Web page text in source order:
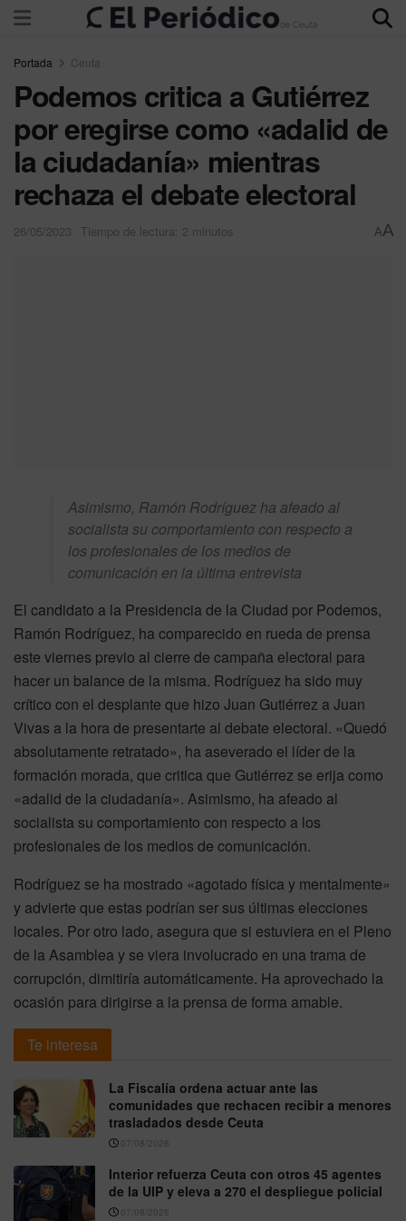
Portada Ceuta
Podemos critica a Gutiérrez
por eregirse como «adalid de
la ciudadanía» mientras
rechaza el debate electoral
26/05/2023 Tiempo de lectura: 2 minutos AA
Asimismo, Ramón Rodríguez ha afeado al
socialista su comportamiento con respecto a
los profesionales de los medios de
comunicación en la última entrevista
El candidato a la Presidencia de la Ciudad por Podemos,
Ramón Rodríguez, ha comparecido en rueda de prensa
este viernes previo al cierre de campaña electoral para
hacer un balance de la misma. Rodríguez ha sido muy
crítico con el desplante que hizo Juan Gutiérrez a Juan
Vivas a la hora de presentarte al debate electoral. «Quedó
absolutamente retratado», ha aseverado el líder de la
formación morada, que critica que Gutiérrez se erija como
«adalid de la ciudadanía». Asimismo, ha afeado al
socialista su comportamiento con respecto a los
profesionales de los medios de comunicación.
Rodríguez se ha mostrado «agotado física y mentalmente»
y advierte que estas podrían ser sus últimas elecciones
locales. Por otro lado, asegura que si estuviera en el Pleno
de la Asamblea y se viera involucrado en una trama de
corrupción, dimitiría automáticamente. Ha aprovechado la
ocasión para dirigirse a la prensa de forma amable.
Te interesa
La Fiscalía ordena actuar ante las
comunidades que rechacen recibir a menores
trasladados desde Ceuta
07/08/2026
Interior refuerza Ceuta con otros 45 agentes
de la UIP y eleva a 270 el despliegue policial
07/08/2026